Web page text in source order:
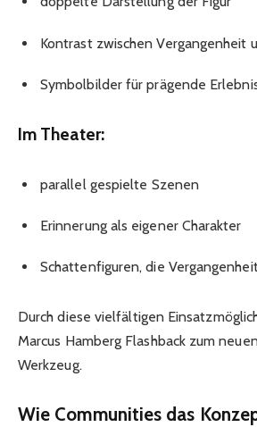
Kontrast zwischen Vergangenheit
Symbolbilder für prägende
Im Theater:
parallel gespielte Szenen
Erinnerung als eigener Charakter
Schattenfiguren, die
Durch diese vielfältigen
Marcus Hamberg Flashback zum
Werkzeug.
Wie Communities das